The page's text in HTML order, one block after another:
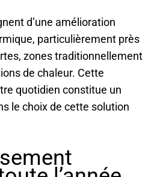
d’une amélioration
particulièrement près
zones traditionnellement
de chaleur. Cette
quotidien constitue un
le choix de cette solution